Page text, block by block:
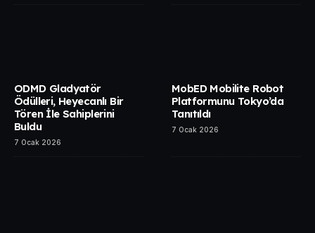
ODMD Gladyatör
Ödülleri, Heyecanlı Bir
Tören İle Sahiplerini
Buldu
7 Ocak 2026
MobED Mobilite Robot
Platformunu Tokyo’da
Tanıtıldı
7 Ocak 2026